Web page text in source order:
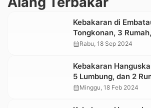
Kebakaran di
Tongkonan, 3
calendar_monthRabu, 18 Sep 2024
Kebakaran
5 Lumbung, dan 2
Toraja Utara
calendar_monthMinggu, 18 Feb 2024